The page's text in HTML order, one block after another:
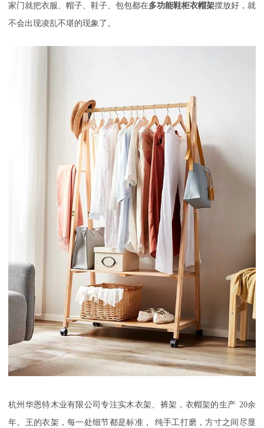
家门就把衣服、帽子、鞋子、包包都在多功能鞋柜衣帽架摆放好，就
不会出现凌乱不堪的现象了。
杭州华恩特木业有限公司专注实木衣架、裤架 ，衣帽架的生产 20余
年。 王的衣架，每一处细节都是标准，
纯手工打磨，方寸之间尽显